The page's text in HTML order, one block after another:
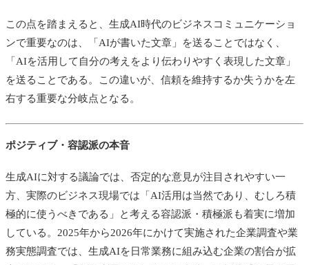
この点を踏まえると、生成AI時代のビジネスコミュニケーショ
ンで重要なのは、「AIが書いた文章」を送ることではなく、
「AIを活用して自分の考えをより伝わりやすく表現した文章」
を送ることである。この違いが、信頼を維持するか失うかを左
右する重要な分岐点となる。
ポジティブ・容認派の本音
生成AIに対する議論では、否定的な意見が注目されやすい一
方、実際のビジネス現場では「AI活用は当然であり、むしろ積
極的に使うべきである」と考える容認派・積極派も着実に増加
している。2025年から2026年にかけて実施された企業調査や業
務実態調査では、生成AIを日常業務に組み込む企業の割合が拡